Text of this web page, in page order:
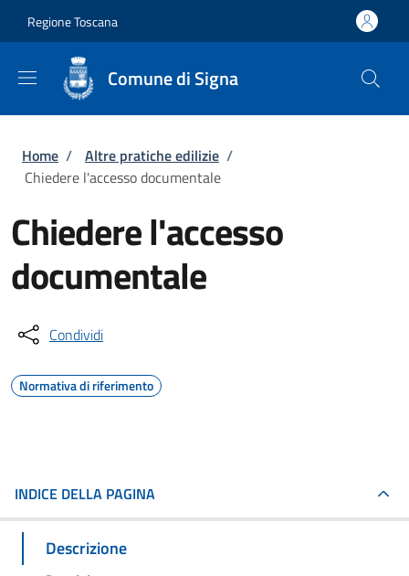
Regione Toscana
Comune di Signa
Briciole di pane
Home / Altre pratiche edilizie /
Chiedere l'accesso documentale
Chiedere l'accesso
documentale
Condividi
Normativa di riferimento
INDICE DELLA PAGINA
Descrizione